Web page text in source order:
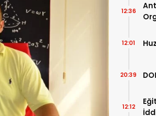
12:36
12:01
20:39
12:12